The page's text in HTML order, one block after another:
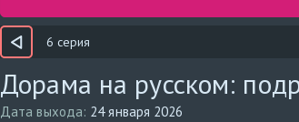
6 серия
Дорама на русском:
Дата выхода: 24 января 2026